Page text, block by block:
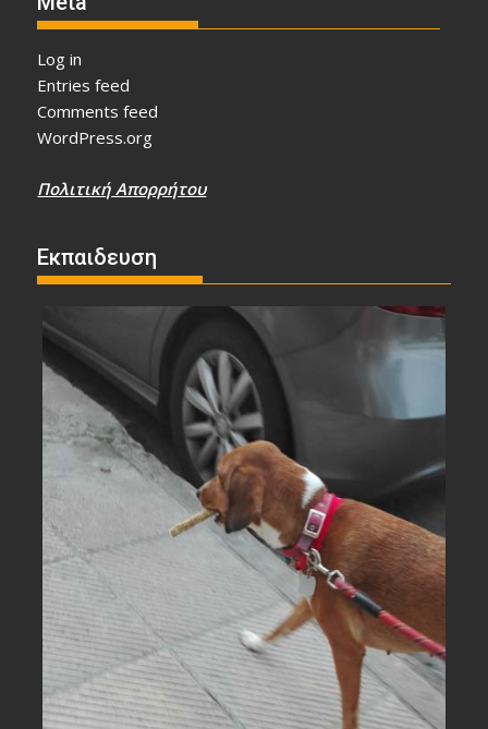
Log in
Entries feed
Comments feed
WordPress.org
Πολιτική Απορρήτου
Εκπαιδευση